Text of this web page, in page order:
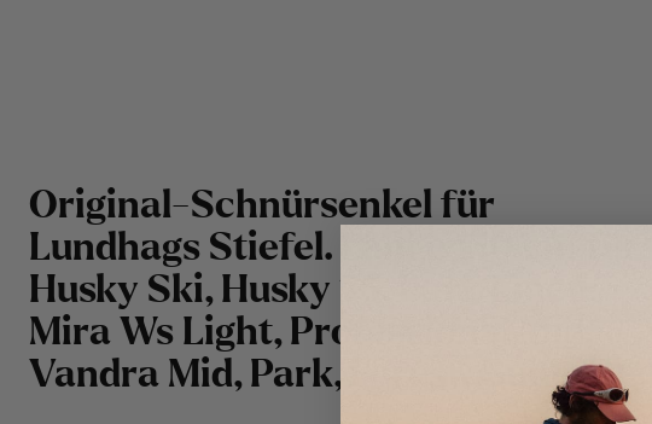
Original-Schnürsenkel für
Lundhags Stiefel. Länge 150 cm für
Husky Ski, Husky 75, Park Lined,
Mira Ws Light, Professional Mid,
Vandra Mid, Park, Forest, Guide BC.